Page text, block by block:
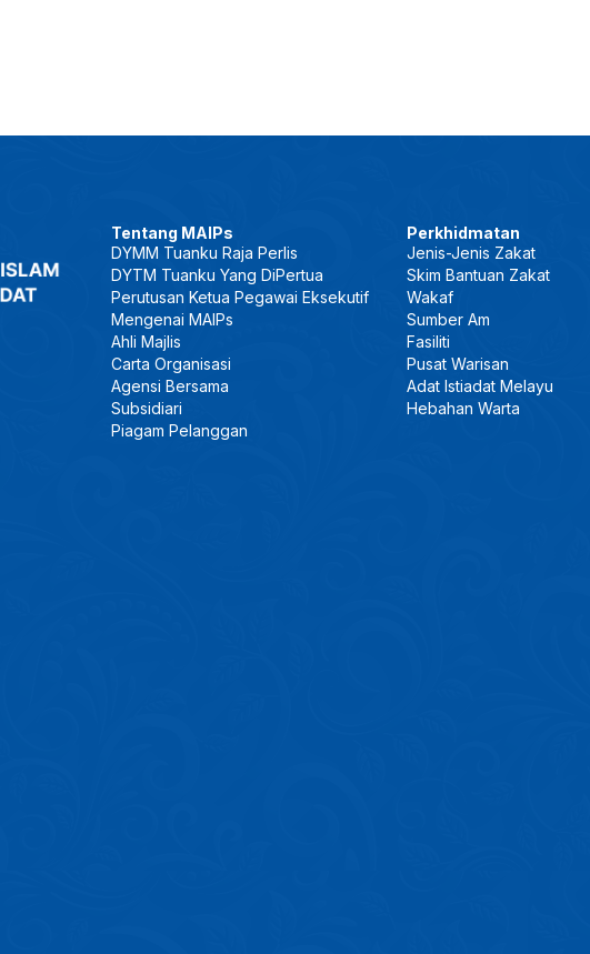
Tentang MAIPs
DYMM Tuanku Raja Perlis
DYTM Tuanku Yang DiPertua
Perutusan Ketua Pegawai Eksekutif
Mengenai MAIPs
Ahli Majlis
Carta Organisasi
Agensi Bersama
Subsidiari
Piagam Pelanggan
Perkhidmatan
Jenis-Jenis Zakat
Skim Bantuan Zakat
Wakaf
Sumber Am
Fasiliti
Pusat Warisan
Adat Istiadat Melayu
Hebahan Warta